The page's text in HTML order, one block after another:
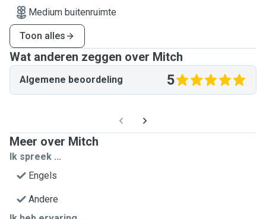
Medium buitenruimte
Toon alles
Wat anderen zeggen over Mitch
Algemene beoordeling 5
Meer over Mitch
Ik spreek ...
Engels
Andere